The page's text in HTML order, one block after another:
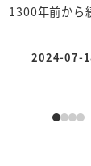
1300年前か
投稿日
2024-07-